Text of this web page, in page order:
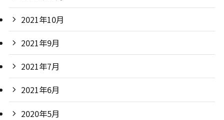
2021年10月
2021年9月
2021年7月
2021年6月
2020年5月